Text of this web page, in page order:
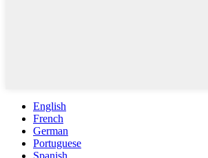
English
French
German
Portuguese
Spanish